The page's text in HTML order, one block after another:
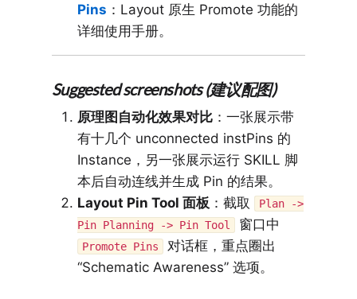
Pins ：Layout 原生 Promote 功能的
详细使用手册。
Suggested screenshots (建议配图)
原理图自动化效果对比：一张展示带
有十几个 unconnected instPins 的
Instance，另一张展示运行 SKILL 脚
本后自动连线并生成 Pin 的结果。
Layout Pin Tool 面板 ：截取
Plan ->
Pin Planning -> Pin Tool
窗口中
Promote Pins
对话框，重点圈出
“Schematic Awareness” 选项。